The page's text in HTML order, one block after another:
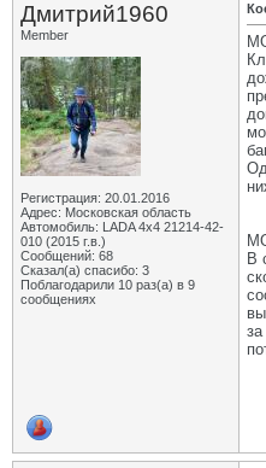
Дмитрий1960
Member
Регистрация: 20.01.2016
Адрес: Московская область
Автомобиль: LADA 4x4 21214-42-
010 (2015 г.в.)
Сообщений: 68
Сказал(а) спасибо: 3
Поблагодарили 10 раз(а) в 9
сообщениях
В